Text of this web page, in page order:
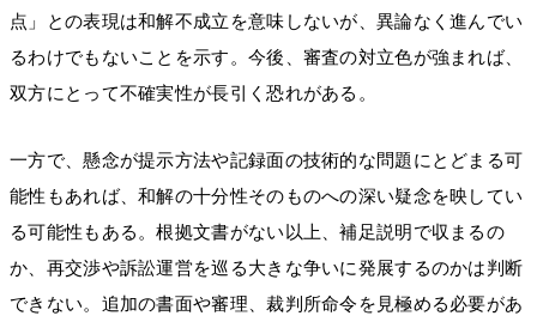
点」との表現は和解不成立を意味しないが、異論なく進んでい
るわけでもないことを示す。今後、審査の対立色が強まれば、
双方にとって不確実性が長引く恐れがある。
一方で、懸念が提示方法や記録面の技術的な問題にとどまる可
能性もあれば、和解の十分性そのものへの深い疑念を映してい
る可能性もある。根拠文書がない以上、補足説明で収まるの
か、再交渉や訴訟運営を巡る大きな争いに発展するのかは判断
できない。追加の書面や審理、裁判所命令を見極める必要があ